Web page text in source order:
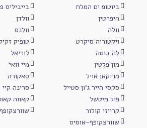
ביוטופ ים המלח
בייביליס
היפרטין
וולדן
וולה
וולנס
ויקטוריה סיקרט
טופיק
לה בוטה
לוריאל
מון פלטין
מיי וואי
מרוקאן אויל
סאקורה
סקסי הייר ג'ון סטייל
סרינה קיי
פול מיטשל
קאווה
קרייזי קולור
שוורצקופף
שוורצקופף-אוסיס